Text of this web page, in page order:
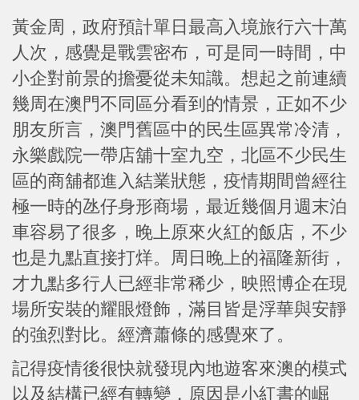
黃金周，政府預計單日最高入境旅行六十萬
人次，感覺是戰雲密布，可是同一時間，中
小企對前景的擔憂從未知識。想起之前連續
幾周在澳門不同區分看到的情景，正如不少
朋友所言，澳門舊區中的民生區異常冷清，
永樂戲院一帶店舖十室九空，北區不少民生
區的商舖都進入結業狀態，疫情期間曾經往
極一時的氹仔身形商場，最近幾個月週末泊
車容易了很多，晚上原來火紅的飯店，不少
也是九點直接打烊。周日晚上的福隆新街，
才九點多行人已經非常稀少，映照博企在現
場所安裝的耀眼燈飾，滿目皆是浮華與安靜
的強烈對比。經濟蕭條的感覺來了。
記得疫情後很快就發現內地遊客來澳的模式
以及結構已經有轉變，原因是小紅書的崛